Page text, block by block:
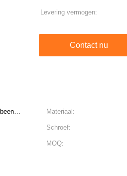
Levering vermogen:
Contact nu
Materiaal:
Schroef:
MOQ: